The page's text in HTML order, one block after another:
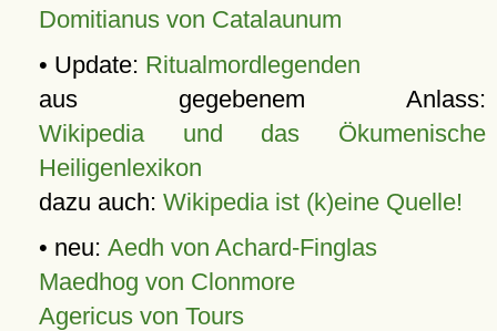
Domitianus von Catalaunum
• Update: Ritualmordlegenden
aus gegebenem Anlass:
Wikipedia und das Ökumenische
Heiligenlexikon
dazu auch: Wikipedia ist (k)eine Quelle!
• neu: Aedh von Achard-Finglas
Maedhog von Clonmore
Agericus von Tours